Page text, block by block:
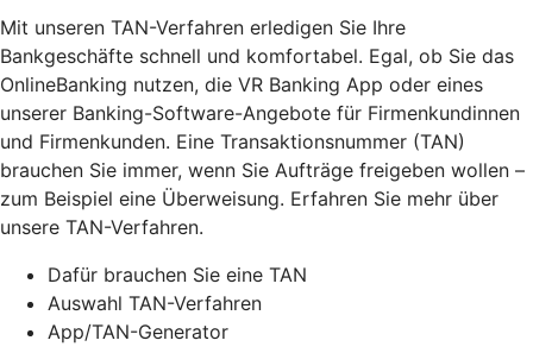
Mit unseren TAN-Verfahren erledigen Sie Ihre
Bankgeschäfte schnell und komfortabel. Egal, ob Sie das
OnlineBanking nutzen, die VR Banking App oder eines
unserer Banking-Software-Angebote für Firmenkundinnen
und Firmenkunden. Eine Transaktionsnummer (TAN)
brauchen Sie immer, wenn Sie Aufträge freigeben wollen –
zum Beispiel eine Überweisung. Erfahren Sie mehr über
unsere TAN-Verfahren.
Dafür brauchen Sie eine TAN
Auswahl TAN-Verfahren
App/TAN-Generator